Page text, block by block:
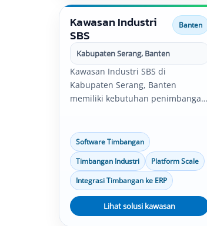
Kawasan Industri
SBS
Banten
Kabupaten Serang, Banten
Kawasan Industri SBS di
Kabupaten Serang, Banten
memiliki kebutuhan penimbangan
distribusi. Solusi timbangan
industri, software timbangan,
platform scale, bench scale, serta
integrasi data timbang dapat
disesuaikan dengan kebutuhan
operasional perusahaan.
Software Timbangan
Timbangan Industri
Platform Scale
Integrasi Timbangan ke ERP
Lihat solusi kawasan